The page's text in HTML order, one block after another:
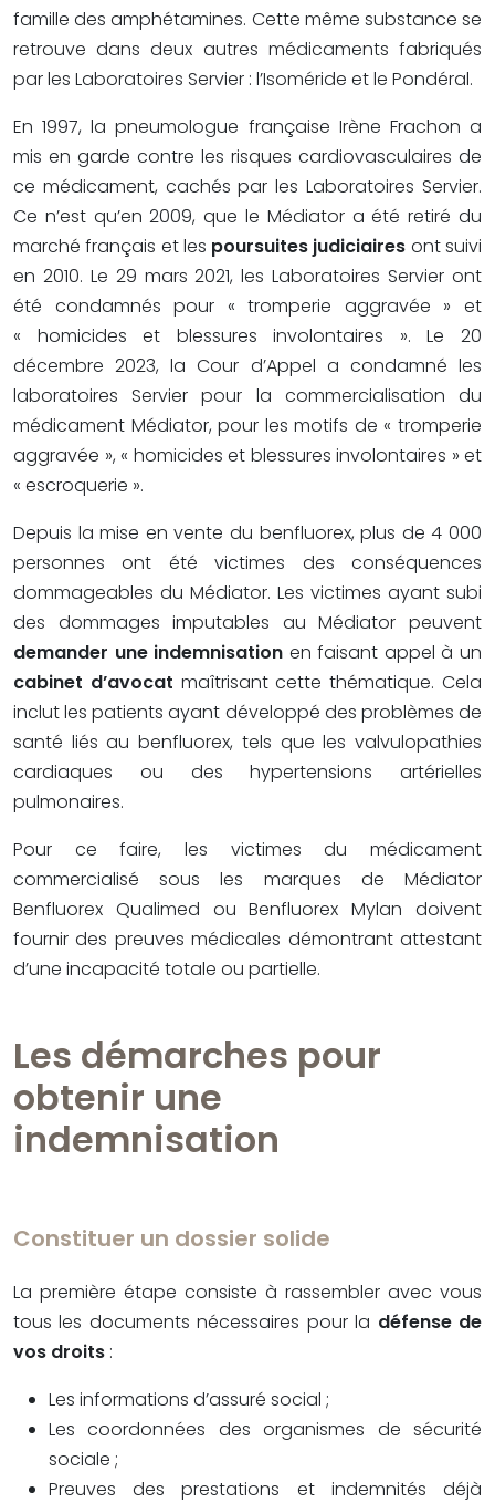
famille des amphétamines. Cette même substance se
retrouve dans deux autres médicaments fabriqués
par les Laboratoires Servier : l’Isoméride et le Pondéral.
En 1997, la pneumologue française Irène Frachon a
mis en garde contre les risques cardiovasculaires de
ce médicament, cachés par les Laboratoires Servier.
Ce n’est qu’en 2009, que le Médiator a été retiré du
marché français et les poursuites judiciaires ont suivi
en 2010. Le 29 mars 2021, les Laboratoires Servier ont
été condamnés pour « tromperie aggravée » et
« homicides et blessures involontaires ». Le 20
décembre 2023, la Cour d’Appel a condamné les
laboratoires Servier pour la commercialisation du
médicament Médiator, pour les motifs de « tromperie
aggravée », « homicides et blessures involontaires » et
« escroquerie ».
Depuis la mise en vente du benfluorex, plus de 4 000
personnes ont été victimes des conséquences
dommageables du Médiator. Les victimes ayant subi
des dommages imputables au Médiator peuvent
demander une indemnisation en faisant appel à un
cabinet d’avocat maîtrisant cette thématique. Cela
inclut les patients ayant développé des problèmes de
santé liés au benfluorex, tels que les valvulopathies
cardiaques ou des hypertensions artérielles
pulmonaires.
Pour ce faire, les victimes du médicament
commercialisé sous les marques de Médiator
Benfluorex Qualimed ou Benfluorex Mylan doivent
fournir des preuves médicales démontrant attestant
d’une incapacité totale ou partielle.
Les démarches pour
obtenir une
indemnisation
Constituer un dossier solide
La première étape consiste à rassembler avec vous
tous les documents nécessaires pour la défense de
vos droits :
Les informations d’assuré social ;
Les coordonnées des organismes de sécurité
sociale ;
Preuves des prestations et indemnités déjà